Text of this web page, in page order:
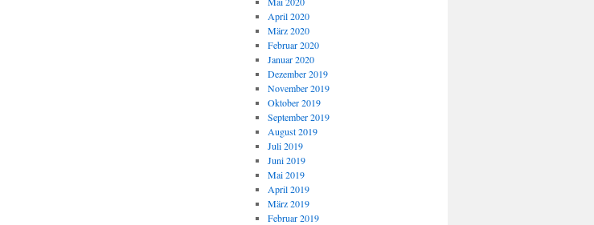
April 2020
März 2020
Februar 2020
Januar 2020
Dezember 2019
November 2019
Oktober 2019
September 2019
August 2019
Juli 2019
Juni 2019
Mai 2019
April 2019
März 2019
Februar 2019